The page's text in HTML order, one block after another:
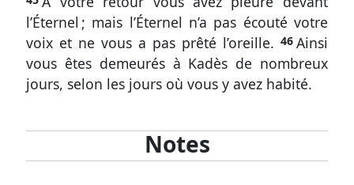
l’Éternel ; mais l’Éternel n’a pas écouté votre
voix et ne vous a pas prêté l’oreille. 46 Ainsi
vous êtes demeurés à Kadès de nombreux
jours, selon les jours où vous y avez habité.
Notes